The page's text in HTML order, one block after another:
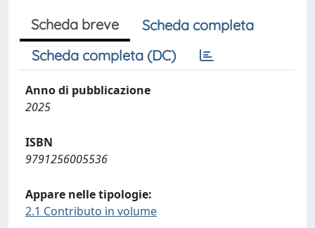
Scheda breve
Scheda completa
Scheda completa (DC)
Anno di pubblicazione
2025
ISBN
9791256005536
Appare nelle tipologie:
2.1 Contributo in volume